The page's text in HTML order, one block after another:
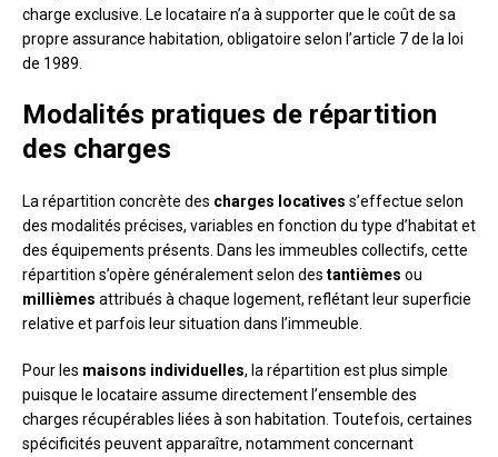
charge exclusive. Le locataire n’a à supporter que le coût de sa
propre assurance habitation, obligatoire selon l’article 7 de la loi
de 1989.
Modalités pratiques de répartition
des charges
La répartition concrète des charges locatives s’effectue selon
des modalités précises, variables en fonction du type d’habitat et
des équipements présents. Dans les immeubles collectifs, cette
répartition s’opère généralement selon des tantièmes ou
millièmes attribués à chaque logement, reflétant leur superficie
relative et parfois leur situation dans l’immeuble.
Pour les maisons individuelles, la répartition est plus simple
puisque le locataire assume directement l’ensemble des
charges récupérables liées à son habitation. Toutefois, certaines
spécificités peuvent apparaître, notamment concernant